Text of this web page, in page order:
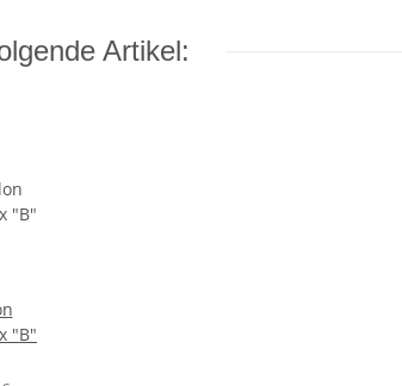
Artikel:
"B"